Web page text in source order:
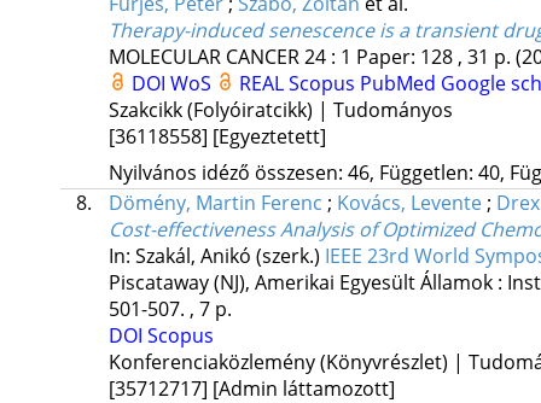
Therapy-induced senescence is a transient
MOLECULAR CANCER24: 1 Paper: 128 , 31 p.
DOI WoS REALScopus PubMed Google
Szakcikk (Folyóiratcikk) | Tudományos
[36118558] [Egyeztetett]
Nyilvános idéző összesen: 46, Független: 40,
8.
Dömény, Martin Ferenc ; Kovács, Levente ;
Cost-effectiveness Analysis of Optimized
In: Szakál, Anikó (szerk.) IEEE 23rd World
Piscataway (NJ), Amerikai Egyesült Államok :
501-507. , 7 p.
DOI Scopus
Konferenciaközlemény (Könyvrészlet) |
[35712717] [Admin láttamozott]